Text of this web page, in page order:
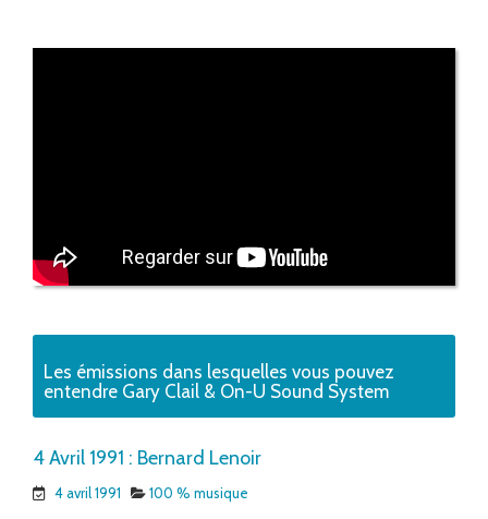
Les émissions dans lesquelles vous pouvez
entendre Gary Clail & On-U Sound System
4 Avril 1991 : Bernard Lenoir
4 avril 1991 100 % musique